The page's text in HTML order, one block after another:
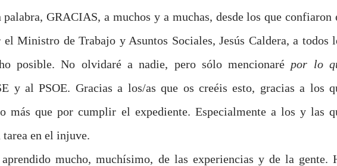
GRACIAS, a muchos y a muchas, desde los que confiaron
Ministro de Trabajo y Asuntos Sociales, Jesús Caldera, a todos
posible. No olvidaré a nadie, pero sólo mencionaré por lo
y al PSOE. Gracias a los/as que os creéis esto, gracias a los
más que por cumplir el expediente. Especialmente a los y las
en el injuve.
mucho, muchísimo, de las experiencias y de la gente.